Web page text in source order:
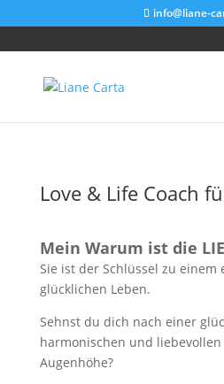
info@liane-
Love & Life Coach
Mein Warum ist die
Sie ist der Schlüssel zu
glücklichen Leben.
Sehnst du dich nach einer
harmonischen und
Augenhöhe?